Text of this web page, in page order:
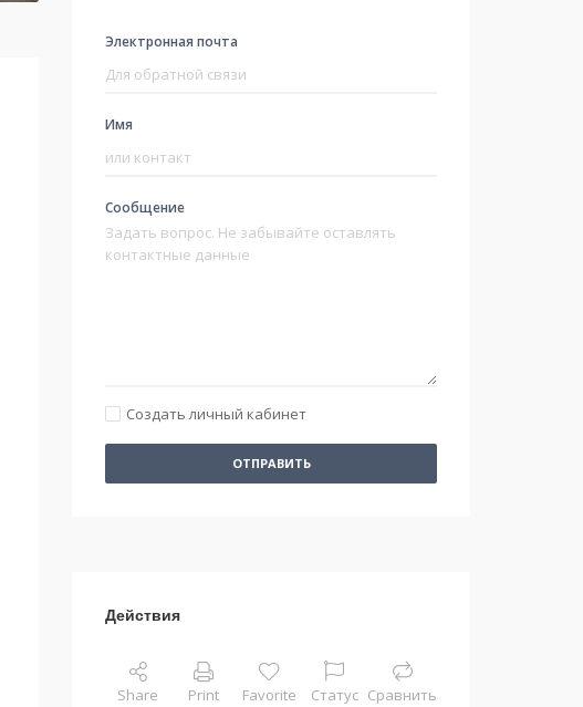
Электронная почта
Имя
Сообщение
Создать личный кабинет
ОТПРАВИТЬ
Действия
Share Print Favorite Статус Сравнить